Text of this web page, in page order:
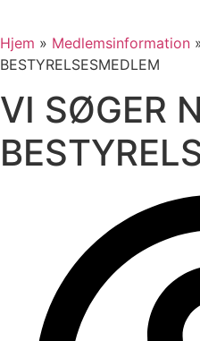
Hjem » Medlemsinformation
BESTYRELSESMEDLEM
VI SØGER